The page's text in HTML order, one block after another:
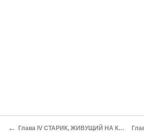
← Глава IV СТАРИК, ЖИВУЩИЙ НА КРАЮ ЗЕМЛИ